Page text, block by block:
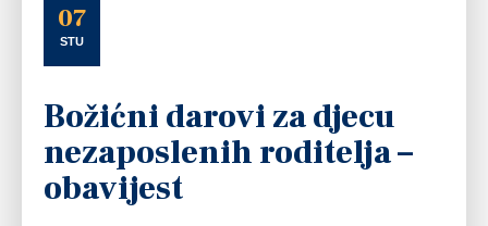
07
STU
Božićni darovi za djecu
nezaposlenih roditelja –
obavijest